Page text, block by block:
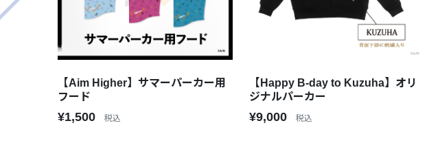
【Aim Higher】サマーパーカー用
フード
¥1,500 税込
【Happy B-day to Kuzuha】オリ
ジナルパーカー
¥9,000 税込